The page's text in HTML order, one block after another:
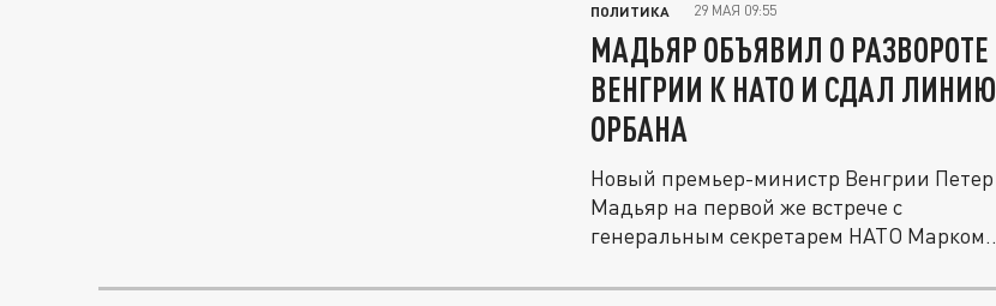
ПОЛИТИКА 29 МАЯ 09:55
МАДЬЯР ОБЪЯВИЛ О РАЗВОРОТЕ
ВЕНГРИИ К НАТО И СДАЛ ЛИНИЮ
ОРБАНА
Новый премьер-министр Венгрии Петер
Мадьяр на первой же встрече с
генеральным секретарем НАТО Марком